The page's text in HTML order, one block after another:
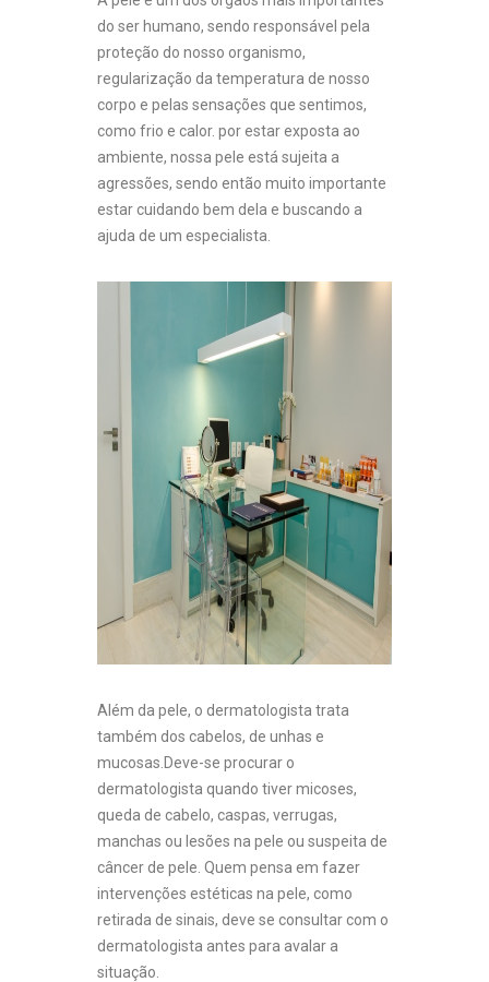
do ser humano, sendo responsável pela
proteção do nosso organismo,
regularização da temperatura de nosso
corpo e pelas sensações que sentimos,
como frio e calor. por estar exposta ao
ambiente, nossa pele está sujeita a
agressões, sendo então muito importante
estar cuidando bem dela e buscando a
ajuda de um especialista.
Além da pele, o dermatologista trata
também dos cabelos, de unhas e
mucosas.Deve-se procurar o
dermatologista quando tiver micoses,
queda de cabelo, caspas, verrugas,
manchas ou lesões na pele ou suspeita de
câncer de pele. Quem pensa em fazer
intervenções estéticas na pele, como
retirada de sinais, deve se consultar com o
dermatologista antes para avalar a
situação.